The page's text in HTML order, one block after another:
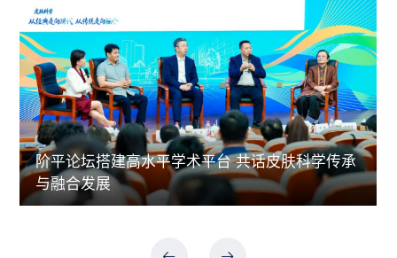
阶平论坛搭建高水平学术平台 共话皮肤科学传承
与融合发展